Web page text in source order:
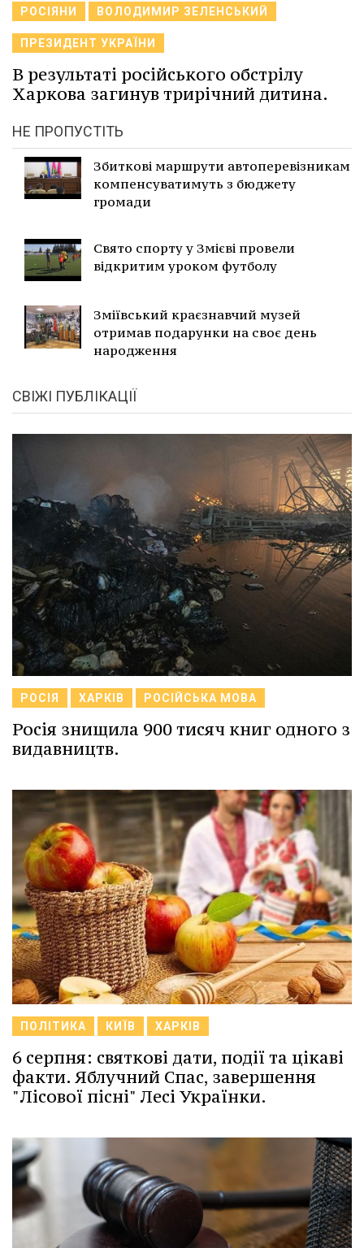
РОСІЯНИ ВОЛОДИМИР ЗЕЛЕНСЬКИЙ
ПРЕЗИДЕНТ УКРАЇНИ
В результаті російського обстрілу
Харкова загинув трирічний дитина.
НЕ ПРОПУСТІТЬ
Збиткові маршрути автоперевізникам
компенсуватимуть з бюджету
громади
Свято спорту у Змієві провели
відкритим уроком футболу
Зміївський краєзнавчий музей
отримав подарунки на своє день
народження
СВІЖІ ПУБЛІКАЦІЇ
РОСІЯ ХАРКІВ РОСІЙСЬКА МОВА
Росія знищила 900 тисяч книг одного з
видавництв.
ПОЛІТИКА КИЇВ ХАРКІВ
6 серпня: святкові дати, події та цікаві
факти. Яблучний Спас, завершення
"Лісової пісні" Лесі Українки.